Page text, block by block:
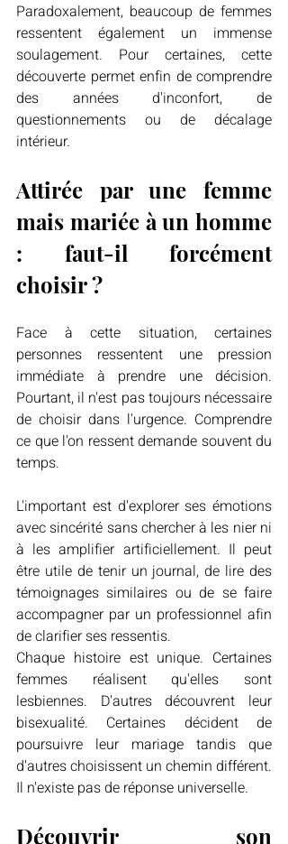
Paradoxalement, beaucoup de femmes
ressentent également un immense
soulagement. Pour certaines, cette
découverte permet enfin de comprendre
des années d'inconfort, de
questionnements ou de décalage
intérieur.
Attirée par une femme
mais mariée à un homme
: faut-il forcément
choisir ?
Face à cette situation, certaines
personnes ressentent une pression
immédiate à prendre une décision.
Pourtant, il n'est pas toujours nécessaire
de choisir dans l'urgence. Comprendre
ce que l'on ressent demande souvent du
temps.
L'important est d'explorer ses émotions
avec sincérité sans chercher à les nier ni
à les amplifier artificiellement. Il peut
être utile de tenir un journal, de lire des
témoignages similaires ou de se faire
accompagner par un professionnel afin
de clarifier ses ressentis.
Chaque histoire est unique. Certaines
femmes réalisent qu'elles sont
lesbiennes. D'autres découvrent leur
bisexualité. Certaines décident de
poursuivre leur mariage tandis que
d'autres choisissent un chemin différent.
Il n'existe pas de réponse universelle.
Découvrir son